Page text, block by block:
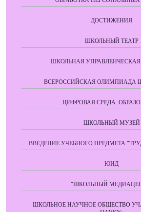
ДОСТИЖЕНИЯ
ШКОЛЬНЫЙ ТЕАТР
ШКОЛЬНАЯ
ВСЕРОССИЙСКАЯ ОЛИМПИАДА
ЦИФРОВАЯ СРЕДА.
ШКОЛЬНЫЙ МУЗЕЙ
ВВЕДЕНИЕ УЧЕБНОГО ПРЕДМЕТА
ЮИД
"ШКОЛЬНЫЙ
ШКОЛЬНОЕ НАУЧНОЕ ОБЩЕСТВО